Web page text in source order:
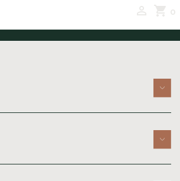
shopping_cart 0
